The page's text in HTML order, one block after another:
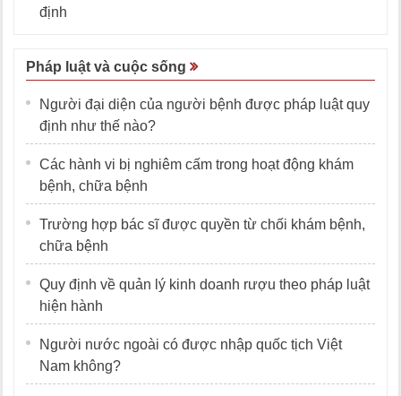
định
Pháp luật và cuộc sống
Người đại diện của người bệnh được pháp luật quy
định như thế nào?
Các hành vi bị nghiêm cấm trong hoạt động khám
bệnh, chữa bệnh
Trường hợp bác sĩ được quyền từ chối khám bệnh,
chữa bệnh
Quy định về quản lý kinh doanh rượu theo pháp luật
hiện hành
Người nước ngoài có được nhập quốc tịch Việt
Nam không?